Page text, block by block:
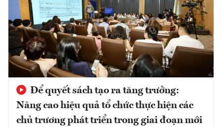
Để quyết sách tạo ra tăng trưởng:
Nâng cao hiệu quả tổ chức thực hiện các
chủ trương phát triển trong giai đoạn mới